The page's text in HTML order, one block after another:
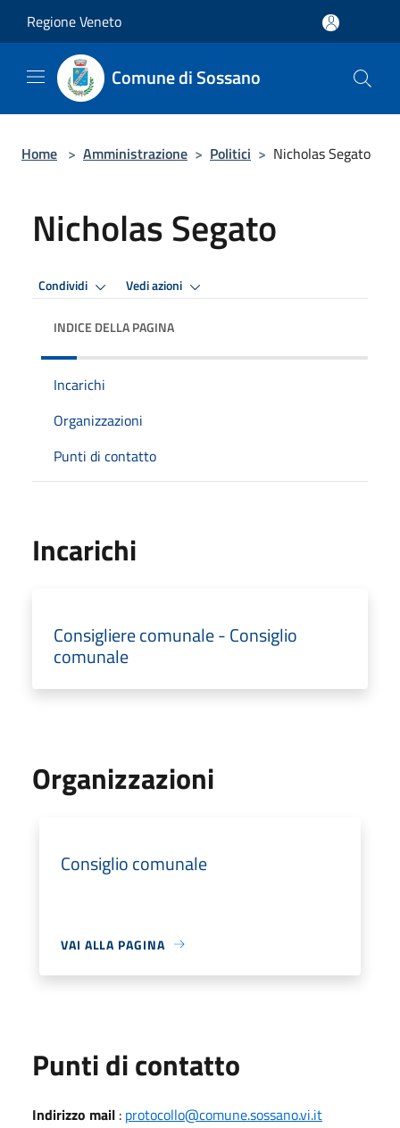
Regione Veneto
Comune di Sossano
Home > Amministrazione > Politici > Nicholas Segato
Nicholas Segato
Condividi Vedi azioni
INDICE DELLA PAGINA
Incarichi
Organizzazioni
Punti di contatto
Incarichi
Consigliere comunale - Consiglio
comunale
Organizzazioni
Consiglio comunale
VAI ALLA PAGINA
Punti di contatto
Indirizzo mail : protocollo@comune.sossano.vi.it